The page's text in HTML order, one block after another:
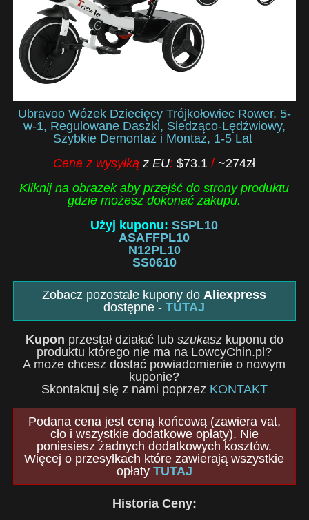
Ubravoo Wózek Dziecięcy Trójkołowiec Rower, 5-
w-1, Regulowane Daszki, Siedząco-Lędźwiowy,
Szybkie Demontaż i Montaż, 1-5 Lat
Cena z wysyłką z EU:$73.1/~274zł
Kliknij na obrazek aby przejść do strony produktu
gdzie możesz dokonać zakupu.
Użyj kuponu: SSPL10
ASAFFPL10
N12PL10
SS0610
Zobacz pozostałe kupony do Aliexpress
dostępne -TUTAJ
Kupon przestał działać lub szukaszkuponu do
produktu którego nie ma na LowcyChin.pl?
A może chcesz dostać powiadomienie o nowym
kuponie?
Skontaktuj się z nami poprzez KONTAKT
Podana cena jest ceną końcową (zawiera vat,
cło i wszystkie dodatkowe opłaty). Nie
poniesiesz żadnych dodatkowych kosztów.
Więcej o przesyłkach które zawierają wszystkie
opłaty TUTAJ
Historia Ceny: